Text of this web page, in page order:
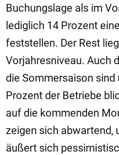
Buchungslage als im
lediglich 14 Prozent
feststellen. Der Rest
Vorjahresniveau. Auch
die Sommersaison
Prozent der Betriebe
auf die kommenden
zeigen sich abwartend,
äußert sich